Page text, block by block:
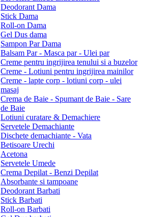
Deodorant Dama
Stick Dama
Roll-on Dama
Gel Dus dama
Sampon Par Dama
Balsam Par - Masca par - Ulei par
Creme pentru ingrijirea tenului si a buzelor
Creme - Lotiuni pentru ingrijirea mainilor
Creme - lapte corp - lotiuni corp - ulei
masaj
Crema de Baie - Spumant de Baie - Sare
de Baie
Lotiuni curatare & Demachiere
Servetele Demachiante
Dischete demachiante - Vata
Betisoare Urechi
Acetona
Servetele Umede
Crema Depilat - Benzi Depilat
Absorbante si tampoane
Deodorant Barbati
Stick Barbati
Roll-on Barbati